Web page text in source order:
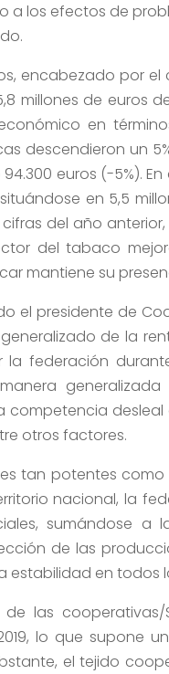
a los efectos de
encabezado por
millones de euros
en
descendieron un
euros (-5%).
en 5,5
del año anterior,
del tabaco
mantiene su
el presidente de
de la
la federación
otros factores.
tan potentes
nacional, la
sumándose
de las
estabilidad en todos
las
lo que supone
el tejido